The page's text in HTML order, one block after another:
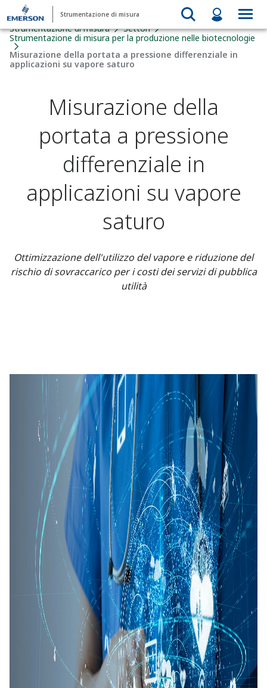
Strumentazione di misura
Strumentazione di misura
Settori
Strumentazione di misura per la produzione nelle biotecnologie
Misurazione della portata a pressione differenziale in
applicazioni su vapore saturo
Misurazione della
portata a pressione
differenziale in
applicazioni su vapore
saturo
Ottimizzazione dell'utilizzo del vapore e riduzione del
rischio di sovraccarico per i costi dei servizi di pubblica
utilità